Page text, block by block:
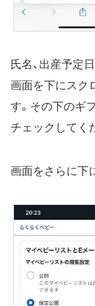
氏名、出産予定
画面を下にスク
す。その下のギ
チェックしてく
画面をさらに下